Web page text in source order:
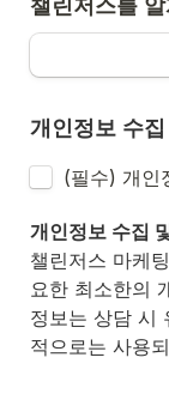
챌린저스를
개인정보 수
개인정보 수집
챌린저스 마케
요한 최소한의
정보는 상담 시
적으로는 사용